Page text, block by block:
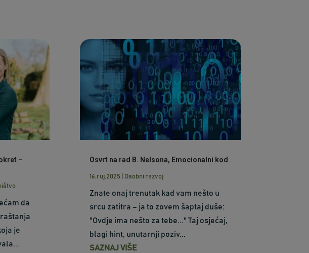
–
da
je
Osvrt na rad B. Nelsona, Emocionalni kod
16.ruj.2025 Osobni razvoj
Znate onaj trenutak kad vam nešto u
srcu zatitra – ja to zovem šaptaj duše:
"Ovdje ima nešto za tebe..." Taj osjećaj,
blagi hint, unutarnji poziv...
SAZNAJ VIŠE